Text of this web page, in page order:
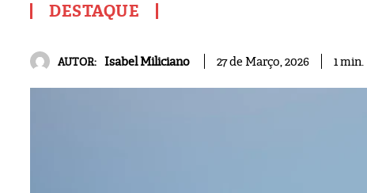
DESTAQUE
AUTOR: Isabel Miliciano 27 de Março, 2026 1min.